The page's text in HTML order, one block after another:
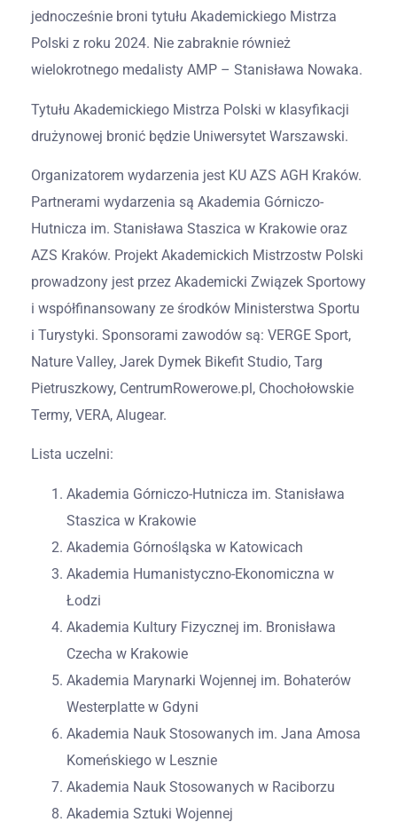
jednocześnie broni tytułu Akademickiego Mistrza
Polski z roku 2024. Nie zabraknie również
wielokrotnego medalisty AMP – Stanisława Nowaka.
Tytułu Akademickiego Mistrza Polski w klasyfikacji
drużynowej bronić będzie Uniwersytet Warszawski.
Organizatorem wydarzenia jest KU AZS AGH Kraków.
Partnerami wydarzenia są Akademia Górniczo-
Hutnicza im. Stanisława Staszica w Krakowie oraz
AZS Kraków. Projekt Akademickich Mistrzostw Polski
prowadzony jest przez Akademicki Związek Sportowy
i współfinansowany ze środków Ministerstwa Sportu
i Turystyki. Sponsorami zawodów są: VERGE Sport,
Nature Valley, Jarek Dymek Bikefit Studio, Targ
Pietruszkowy, CentrumRowerowe.pl, Chochołowskie
Termy, VERA, Alugear.
Lista uczelni:
Akademia Górniczo-Hutnicza im. Stanisława
Staszica w Krakowie
Akademia Górnośląska w Katowicach
Akademia Humanistyczno-Ekonomiczna w
Łodzi
Akademia Kultury Fizycznej im. Bronisława
Czecha w Krakowie
Akademia Marynarki Wojennej im. Bohaterów
Westerplatte w Gdyni
Akademia Nauk Stosowanych im. Jana Amosa
Komeńskiego w Lesznie
Akademia Nauk Stosowanych w Raciborzu
Akademia Sztuki Wojennej